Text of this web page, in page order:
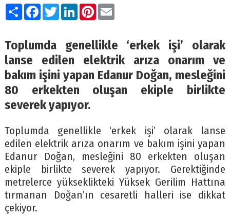
PaylaşFacebook
TwitterLinkedIn
Pinterest
Email
Toplumda genellikle ‘erkek işi’ olarak
lanse edilen elektrik arıza onarım ve
bakım işini yapan Edanur Doğan, mesleğini
80 erkekten oluşan ekiple birlikte
severek yapıyor.
Toplumda genellikle ‘erkek işi’ olarak lanse
edilen elektrik arıza onarım ve bakım işini yapan
Edanur Doğan, mesleğini 80 erkekten oluşan
ekiple birlikte severek yapıyor. Gerektiğinde
metrelerce yükseklikteki Yüksek Gerilim Hattına
tırmanan Doğan’ın cesaretli halleri ise dikkat
çekiyor.